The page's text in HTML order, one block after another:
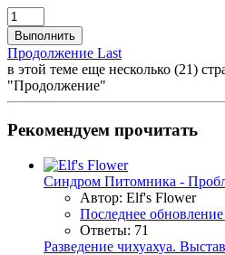
Выполнить
Продолжение Last
в этой теме еще несколько (21)
"Продолжение"
Рекомендуем прочитать
Синдром Питомника -
Автор: Elf's Flower
Последнее обновление
Ответы: 71
Разведение чихуахуа.